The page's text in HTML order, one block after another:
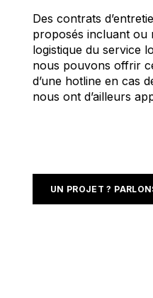
Des contrats
proposés incluant ou
logistique du service
nous pouvons offrir
d’une hotline en cas
nous ont d’ailleurs
UN PROJET ?